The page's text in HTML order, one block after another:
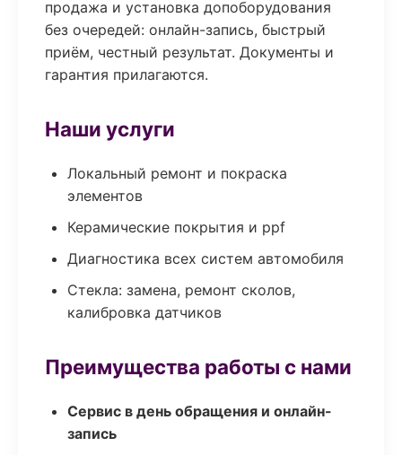
продажа и установка допоборудования
без очередей: онлайн-запись, быстрый
приём, честный результат. Документы и
гарантия прилагаются.
Наши услуги
Локальный ремонт и покраска
элементов
Керамические покрытия и ppf
Диагностика всех систем автомобиля
Стекла: замена, ремонт сколов,
калибровка датчиков
Преимущества работы с нами
Сервис в день обращения и онлайн-
запись